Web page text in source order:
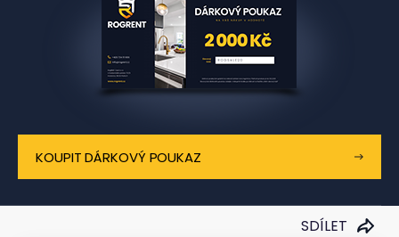
KOUPIT DÁRKOVÝ POUKAZ
SDÍLET